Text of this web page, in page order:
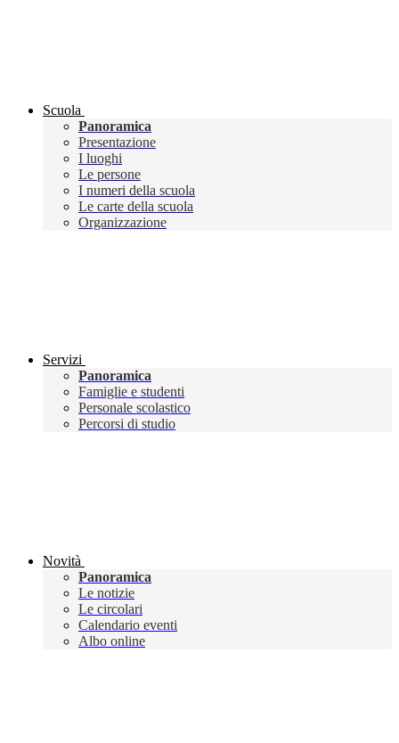
Scuola
Panoramica
Presentazione
I luoghi
Le persone
I numeri della scuola
Le carte della scuola
Organizzazione
Servizi
Panoramica
Famiglie e studenti
Personale scolastico
Percorsi di studio
Novità
Panoramica
Le notizie
Le circolari
Calendario eventi
Albo online